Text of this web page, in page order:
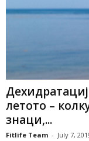
летото –
знаци,...
Fitlife Team - July 7,